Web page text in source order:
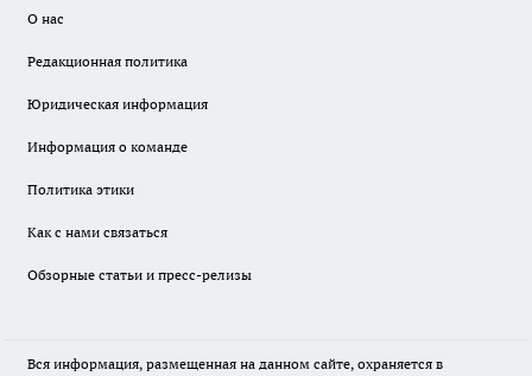
О нас
Редакционная политика
Юридическая информация
Информация о команде
Политика этики
Как с нами связаться
Обзорные статьи и пресс-релизы
Вся информация, размещенная на данном сайте, охраняется в